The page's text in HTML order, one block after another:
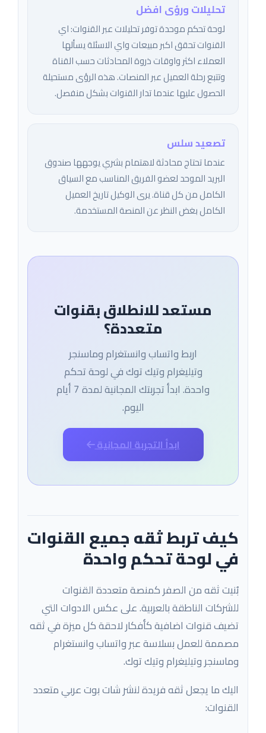
تحليلات ورؤى افضل
لوحة تحكم موحدة توفر تحليلات عبر القنوات: اي
القنوات تحقق اكبر مبيعات واي الاسئلة يسألها
العملاء اكثر واوقات ذروة المحادثات حسب القناة
وتتبع رحلة العميل عبر المنصات. هذه الرؤى مستحيلة
الحصول عليها عندما تدار القنوات بشكل منفصل.
تصعيد سلس
عندما تحتاج محادثة لاهتمام بشري يوجهها صندوق
البريد الموحد لعضو الفريق المناسب مع السياق
الكامل من كل قناة. يرى الوكيل تاريخ العميل
الكامل بغض النظر عن المنصة المستخدمة.
مستعد للانطلاق بقنوات
متعددة؟
اربط واتساب وانستغرام وماسنجر
وتيليغرام وتيك توك في لوحة تحكم
واحدة. ابدأ تجربتك المجانية لمدة 7 أيام
اليوم.
ابدأ التجربة المجانية
كيف تربط ثقه جميع القنوات
في لوحة تحكم واحدة
بُنيت ثقه من الصفر كمنصة متعددة القنوات
للشركات الناطقة بالعربية. على عكس الادوات التي
تضيف قنوات اضافية كأفكار لاحقة كل ميزة في ثقه
مصممة للعمل بسلاسة عبر واتساب وانستغرام
وماسنجر وتيليغرام وتيك توك.
اليك ما يجعل ثقه فريدة لنشر شات بوت عربي متعدد
القنوات: